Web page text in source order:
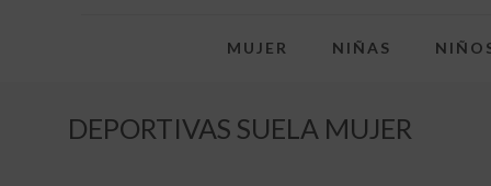
MUJER NIÑAS
DEPORTIVAS SUELA MUJER